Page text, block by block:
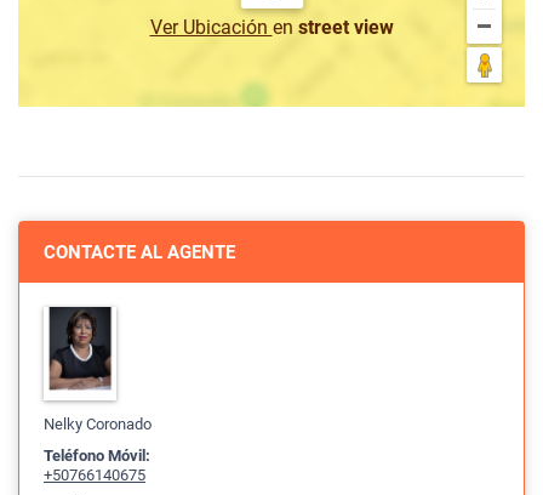
Ver Ubicación en street view
CONTACTE AL AGENTE
Nelky Coronado
Teléfono Móvil:
+50766140675